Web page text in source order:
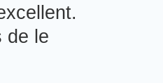
de le